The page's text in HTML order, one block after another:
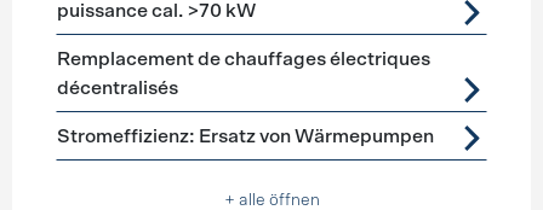
puissance cal. >70 kW
Remplacement de chauffages électriques
décentralisés
Stromeffizienz: Ersatz von Wärmepumpen
+ alle öffnen